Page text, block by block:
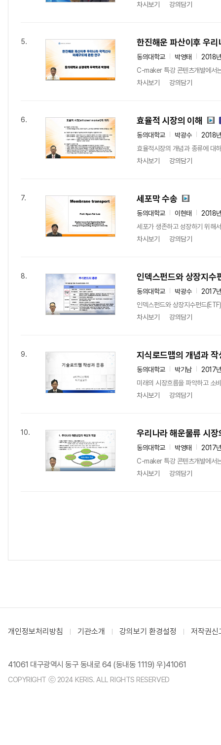
차시보기
강의담기
5. 한진해운 파산이후 우
동의대학교 박영태
2018
C-maker 특강 콘텐츠개발에서
차시보기
강의담기
6. 효율적 시장의 이해
동의대학교 박광수
2018
효율적시장의 개념과 종류에 대
차시보기
강의담기
7. 세포막 수송
동의대학교 이현태
2018
세포가 생존하고 성장하기 위해
차시보기
강의담기
8. 인덱스펀드와 상장지수
동의대학교 박광수
2017
인덱스펀드와 상장지수펀드
차시보기
강의담기
9. 지식로드맵의 개념과 작
동의대학교 박기남
2017
미래의 시장흐름을 파악하고 소
차시보기
강의담기
10. 우리나라 해운물류 시
동의대학교 박영태
2017
C-maker 특강 콘텐츠개발에서
차시보기
강의담기
개인정보처리방침 기관소개 강의보기 환경설정 저작권신
41061 대구광역시 동구 동내로 64 (동내동 1119) 우)41061
COPYRIGHT ⓒ 2024 KERIS. ALL RIGHTS RESERVED